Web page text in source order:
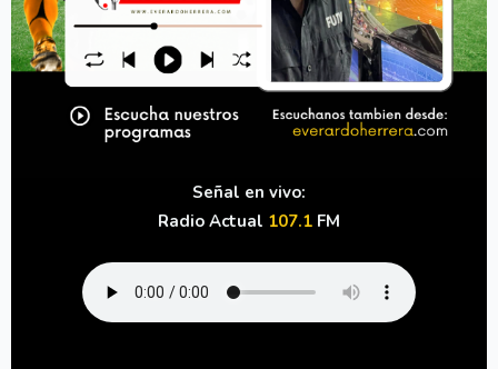
Señal en vivo:
Radio Actual 107.1 FM